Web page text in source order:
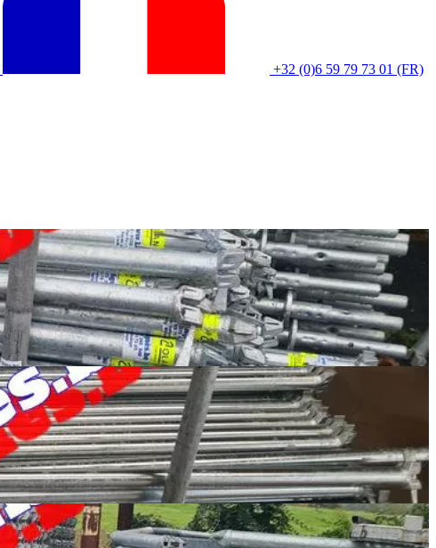
+32 (0)6 59 79 73 01 (FR)